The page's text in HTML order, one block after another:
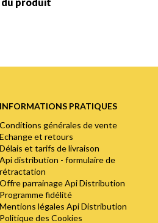
produit
INFORMATIONS PRATIQUES
Conditions générales de vente
Echange et retours
Délais et tarifs de livraison
Api distribution - formulaire de
rétractation
Offre parrainage Api Distribution
Programme fidélité
Mentions légales Api Distribution
Politique des Cookies